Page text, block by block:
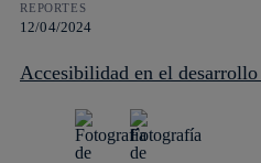
REPORTES
12/04/2024
Accesibilidad en el